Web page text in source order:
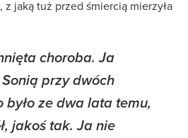
z jaką tuż przed śmiercią mierzyła
choroba. Ja
przy dwóch
było ze dwa lata temu,
jakoś tak. Ja nie